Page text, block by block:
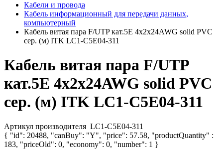
Кабели и провода
Кабель информационный для передачи данных,
компьютерный
Кабель витая пара F/UTP кат.5E 4х2х24AWG solid PVC
сер. (м) ITK LC1-C5E04-311
Кабель витая пара F/UTP
кат.5E 4х2х24AWG solid PVC
сер. (м) ITK LC1-C5E04-311
Артикул производителя LC1-C5E04-311
{ "id": 20488, "canBuy": "Y", "price": 57.58, "productQuantity" :
183, "priceOld": 0, "economy": 0, "number": 1 }